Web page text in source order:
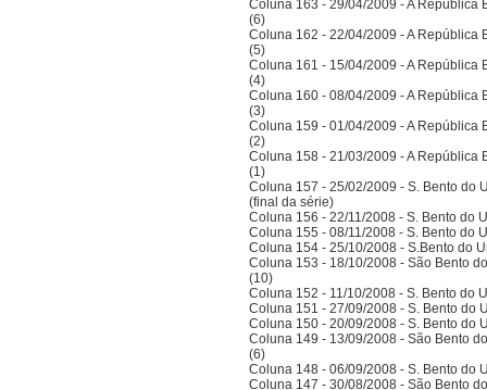
Coluna 163 - 29/04/2009 - A República
(6)
Coluna 162 - 22/04/2009 - A República
(5)
Coluna 161 - 15/04/2009 - A República
(4)
Coluna 160 - 08/04/2009 - A República
(3)
Coluna 159 - 01/04/2009 - A República
(2)
Coluna 158 - 21/03/2009 - A República
(1)
Coluna 157 - 25/02/2009 - S. Bento do
(final da série)
Coluna 156 - 22/11/2008 - S. Bento do
Coluna 155 - 08/11/2008 - S. Bento do
Coluna 154 - 25/10/2008 - S.Bento do
Coluna 153 - 18/10/2008 - São Bento
(10)
Coluna 152 - 11/10/2008 - S. Bento do
Coluna 151 - 27/09/2008 - S. Bento do
Coluna 150 - 20/09/2008 - S. Bento do
Coluna 149 - 13/09/2008 - São Bento
(6)
Coluna 148 - 06/09/2008 - S. Bento do
Coluna 147 - 30/08/2008 - São Bento